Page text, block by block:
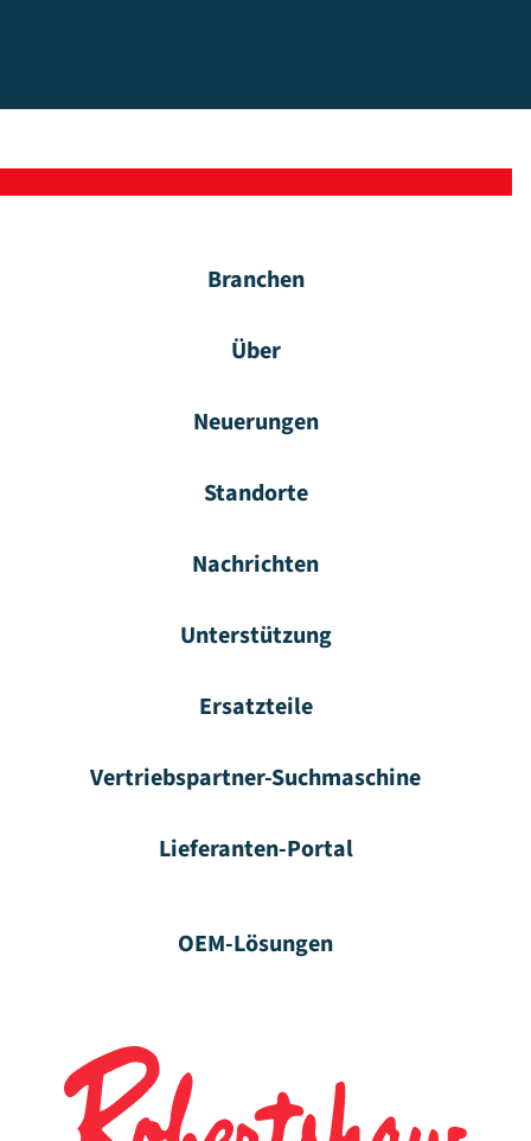
Branchen
Über
Neuerungen
Standorte
Nachrichten
Unterstützung
Ersatzteile
Vertriebspartner-Suchmaschine
Lieferanten-Portal
OEM-Lösungen